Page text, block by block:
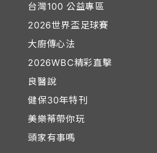
台灣100 公益專區
2026世界盃足球賽
大廚傳心法
2026WBC精彩直擊
良醫說
健保30年特刊
美樂蒂帶你玩
頭家有事嗎